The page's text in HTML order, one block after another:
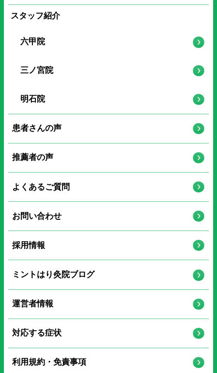
スタッフ紹介
六甲院
三ノ宮院
明石院
患者さんの声
推薦者の声
よくあるご質問
お問い合わせ
採用情報
ミントはり灸院ブログ
運営者情報
対応する症状
利用規約・免責事項